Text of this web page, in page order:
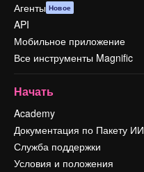
Агенты Новое
API
Мобильное приложение
Все инструменты Magnific
Начать
Academy
Документация по Пакету ИИ
Служба поддержки
Условия и положения